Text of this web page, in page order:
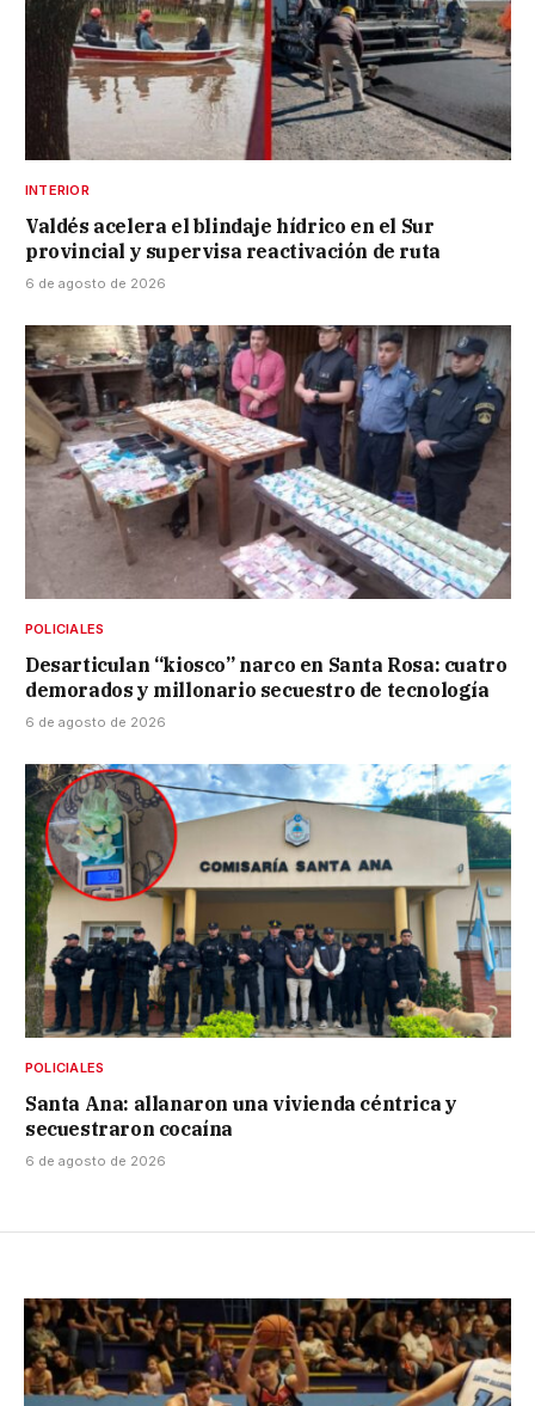
INTERIOR
Valdés acelera el blindaje hídrico en el Sur
provincial y supervisa reactivación de ruta
6 de agosto de 2026
POLICIALES
Desarticulan “kiosco” narco en Santa Rosa: cuatro
demorados y millonario secuestro de tecnología
6 de agosto de 2026
POLICIALES
Santa Ana: allanaron una vivienda céntrica y
secuestraron cocaína
6 de agosto de 2026